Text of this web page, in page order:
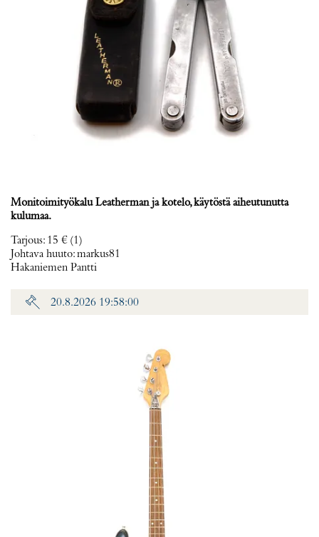
Monitoimityökalu Leatherman ja kotelo, käytöstä aiheutunutta
kulumaa.
Tarjous: 15 € (1)
Johtava huuto:markus81
Hakaniemen Pantti
20.8.2026 19:58:00